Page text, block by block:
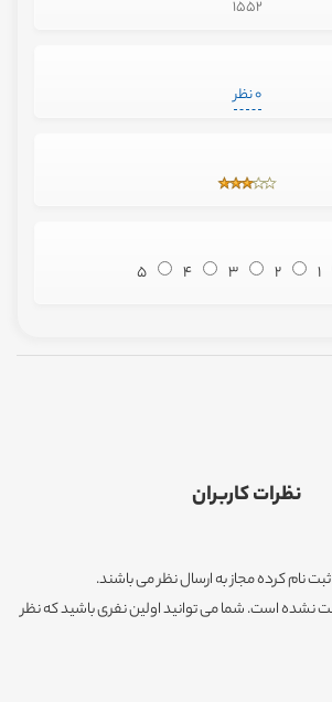
1552
0 نظر
1
2
3
4
5
نظرات کاربران
ثبت نام کرده مجاز به ارسال نظر می باشند.
نشده است. شما می توانید اولین نفری باشید که نظر